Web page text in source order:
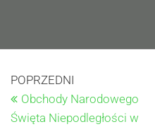
POPRZEDNI
Obchody Narodowego
Święta Niepodległości w